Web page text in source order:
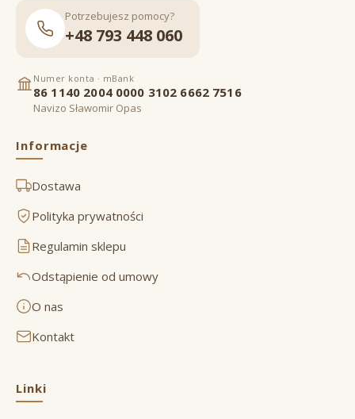
Potrzebujesz pomocy?
+48 793 448 060
Numer konta · mBank
86 1140 2004 0000 3102 6662 7516
Navizo Sławomir Opas
Informacje
Dostawa
Polityka prywatności
Regulamin sklepu
Odstąpienie od umowy
O nas
Kontakt
Linki